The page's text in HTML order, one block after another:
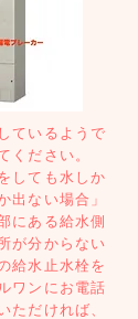
ているようで
ください。
ても水しか
出ない場合」
にある給水側
が分からない
給水止水栓を
ワンにお電話
ただければ、